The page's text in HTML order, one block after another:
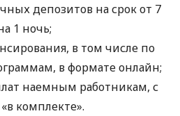
депозитов на срок от 7
1 ночь;
в том числе по
в формате онлайн;
наемным работникам, с
комплекте».